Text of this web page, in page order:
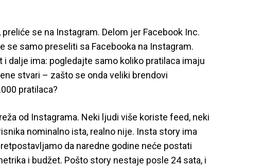
se na Instagram. Delom jer Facebook Inc.
se samo preseliti sa Facebooka na Instagram.
dalje ima: pogledajte samo koliko pratilaca imaju
stvari – zašto se onda veliki brendovi
pratilaca?
od Instagrama. Neki ljudi više koriste feed, neki
nominalno ista, realno nije. Insta story ima
da naredne godine neće postati
i budžet. Pošto story nestaje posle 24 sata, i